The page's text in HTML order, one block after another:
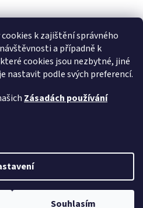
k zajištění správného
a případně k
cookies jsou nezbytné, jiné
nastavit podle svých preferencí.
Zásadách používání
Souhlasím
. Všechna práva vyhrazena.Upravit